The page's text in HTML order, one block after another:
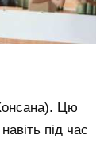
Цю
під час